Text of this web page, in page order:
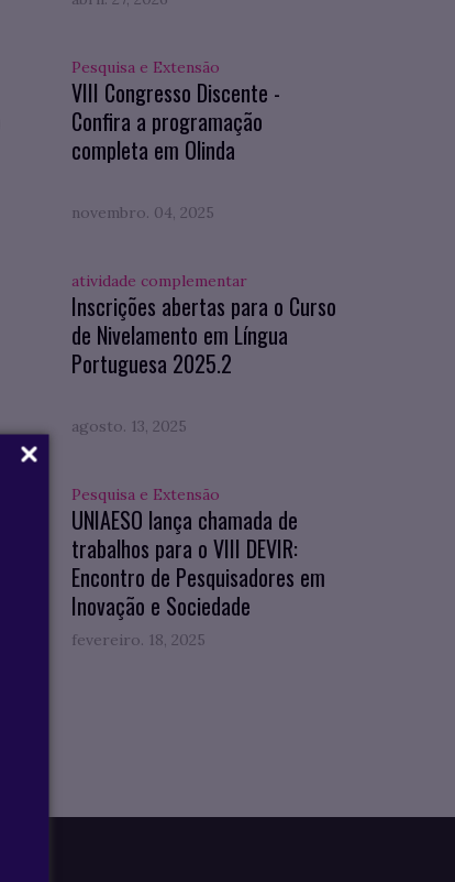
Pesquisa e Extensão
VIII Congresso Discente -
Confira a programação
completa em Olinda
novembro. 04, 2025
atividade complementar
Inscrições abertas para o Curso
de Nivelamento em Língua
Portuguesa 2025.2
agosto. 13, 2025
Pesquisa e Extensão
UNIAESO lança chamada de
trabalhos para o VIII DEVIR:
Encontro de Pesquisadores em
Inovação e Sociedade
fevereiro. 18, 2025